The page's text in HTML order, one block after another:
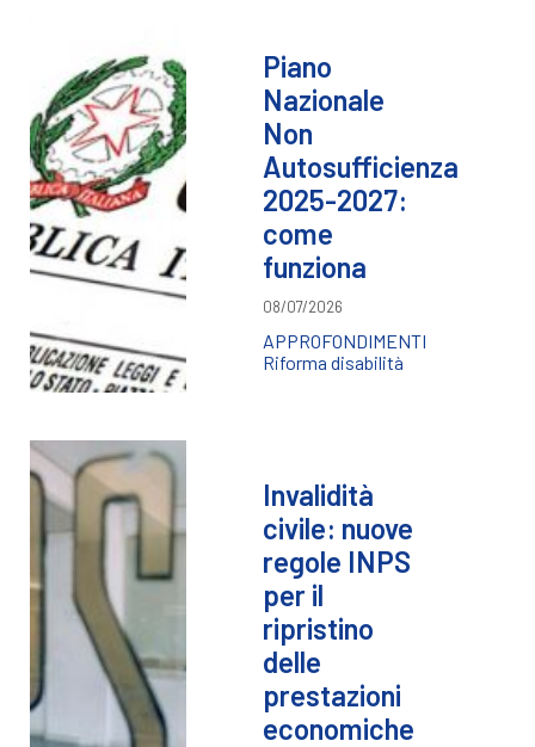
Piano
Nazionale
Non
Autosufficienza
2025-2027:
come
funziona
08/07/2026
APPROFONDIMENTI
Riforma disabilità
Invalidità
civile: nuove
regole INPS
per il
ripristino
delle
prestazioni
economiche